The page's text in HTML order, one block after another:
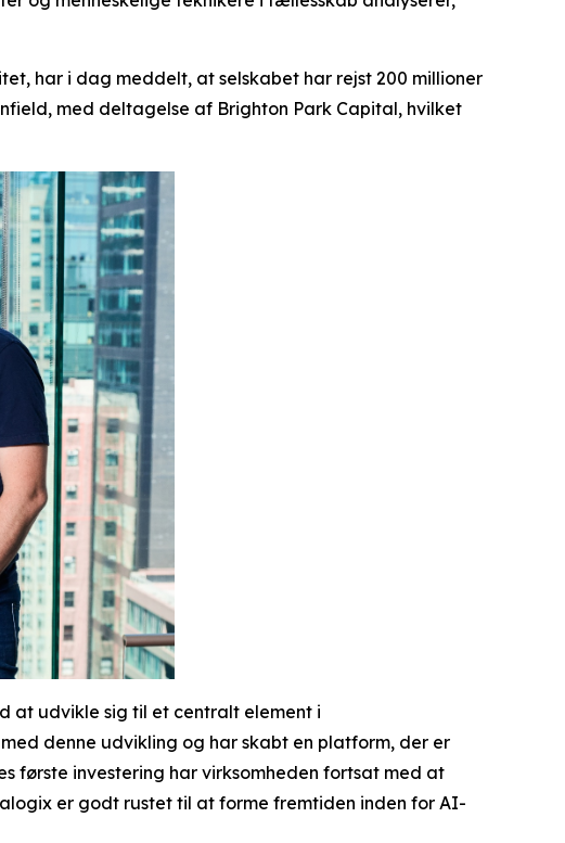
har i dag meddelt, at selskabet har rejst 200 millioner
med deltagelse af Brighton Park Capital, hvilket
at udvikle sig til et centralt element i
denne udvikling og har skabt en platform, der er
første investering har virksomheden fortsat med at
er godt rustet til at forme fremtiden inden for AI-